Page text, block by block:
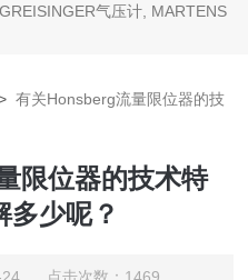
气压计, MARTENS
有关Honsberg流量限位器的技
限位器的技术特
多少呢？